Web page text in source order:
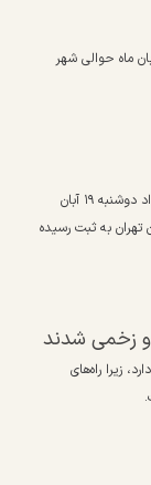
به بزرگی ۳.۴ ریشتر ساعت ۵:۵۱ صبح یکشنبه ۲۵ آبان ماه حوالی شهر
بر اساس داده‌های مرکز لرزه‌نگاری کشوری، ساعت ۰۲:۳۴:۱۸ بامداد دوشنبه ۱۹ آبان
استان تهران به ثبت رسیده
و زخمی شدند
زیرا راه‌های